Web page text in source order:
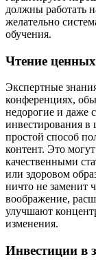
должны работать
желательно
обучения.
Чтение
Экспертные
конференциях,
недорогие и даже
инвестирования
простой способ
контент. Это
качественными
или здоровом
ничто не заменит
воображение,
улучшают
изменения.
Инвестиции в